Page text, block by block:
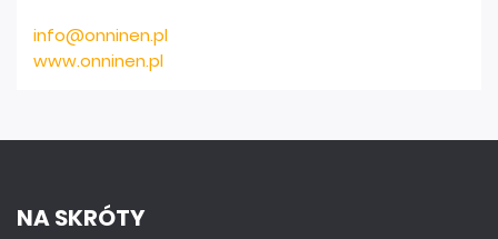
info@onninen.pl
www.onninen.pl
NA SKRÓTY